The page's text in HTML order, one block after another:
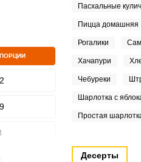
Пасхальные
Пицца домашняя
Рогалики
Хачапури
Чебуреки
Шарлотка с
Простая
Десерты